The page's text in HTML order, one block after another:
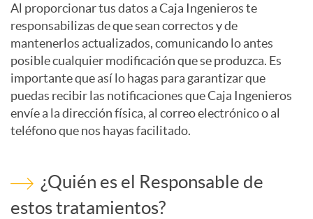
n
t
e
i
Al proporcionar tus datos a Caja Ingenieros te
responsabilizas de que sean correctos y de
mantenerlos actualizados, comunicando lo antes
posible cualquier modificación que se produzca. Es
importante que así lo hagas para garantizar que
puedas recibir las notificaciones que Caja Ingenieros
envíe a la dirección física, al correo electrónico o al
teléfono que nos hayas facilitado.
¿Quién es el Responsable de
estos tratamientos?